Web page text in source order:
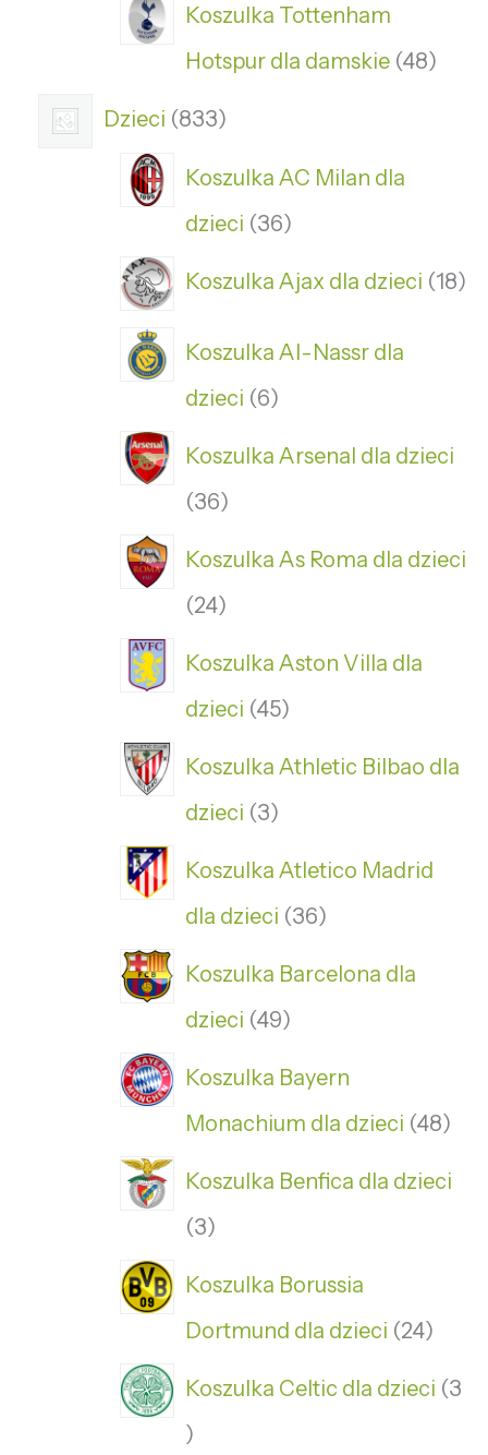
Koszulka Tottenham
Hotspur dla damskie 48
Dzieci 833
Koszulka AC Milan dla
dzieci 36
Koszulka Ajax dla dzieci 18
Koszulka Al-Nassr dla
dzieci 6
Koszulka Arsenal dla dzieci
36
Koszulka As Roma dla dzieci
24
Koszulka Aston Villa dla
dzieci 45
Koszulka Athletic Bilbao dla
dzieci 3
Koszulka Atletico Madrid
dla dzieci 36
Koszulka Barcelona dla
dzieci 49
Koszulka Bayern
Monachium dla dzieci 48
Koszulka Benfica dla dzieci
3
Koszulka Borussia
Dortmund dla dzieci 24
Koszulka Celtic dla dzieci 3